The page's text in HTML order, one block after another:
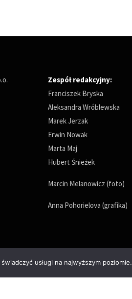
Zespół redakcyjny:
Franciszek Bryska
Aleksandra Wróblewska
Marek Jerzak
Erwin Nowak
Marta Maj
Hubert Śnieżek
Marcin Melanowicz (foto)
Anna Pohorielova (grafika)
usługi na najwyższym